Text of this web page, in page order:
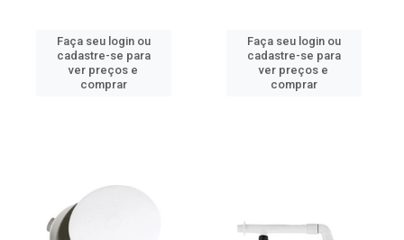
Faça seu login ou
cadastre-se para
ver preços e
comprar
Faça seu login ou
cadastre-se para
ver preços e
comprar